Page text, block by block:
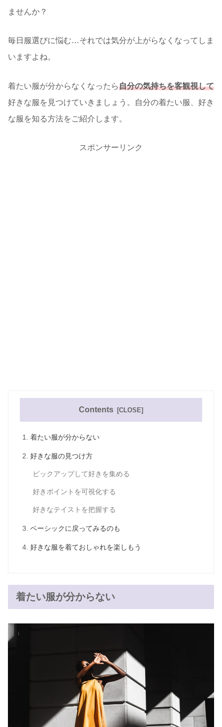
ませんか？
毎日服選びに悩む…それでは気分が上がらなくなってしま
いますよね。
着たい服が分からなくなったら自分の気持ちを客観視して
好きな服を見つけていきましょう。自分の着たい服、好き
な服を知る方法をご紹介します。
スポンサーリンク
Contents
着たい服が分からない
好きな服の見つけ方
ピックアップして好きを集める
好きポイントを可視化する
好きなテイストを把握する
ベーシックに戻ってみるのも
好きな服を着ておしゃれを楽しもう
着たい服が分からない